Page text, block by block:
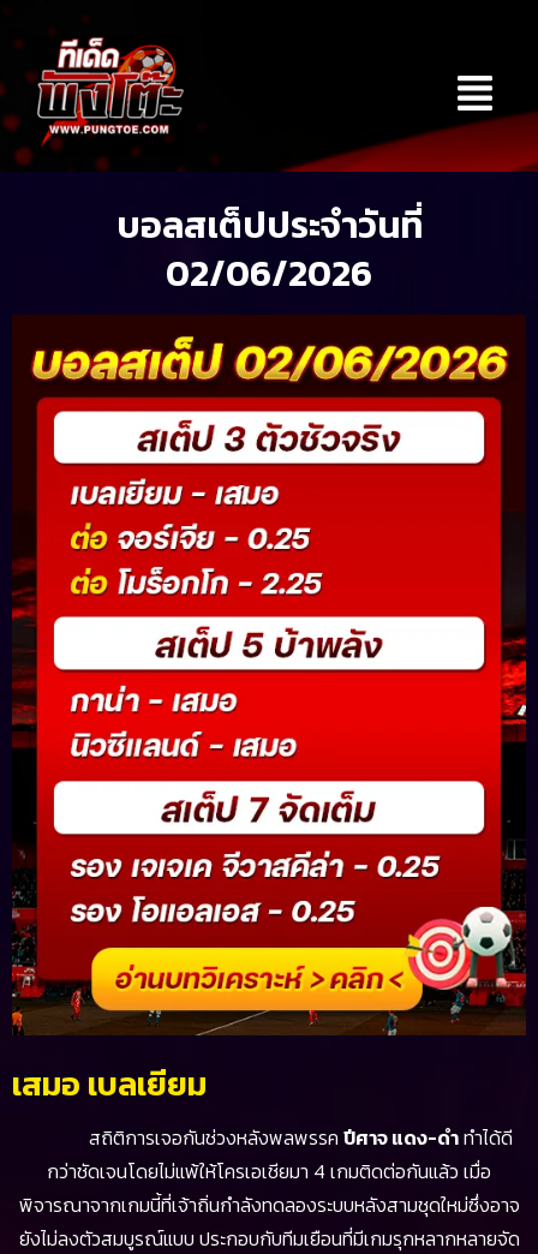
content
Menu
บอลสเต็ปประจำวันที่
02/06/2026
เสมอ เบลเยียม
สถิติการเจอกันช่วงหลังพลพรรค ปีศาจ แดง-ดำทำได้ดี
กว่าชัดเจนโดยไม่แพ้ให้โครเอเชียมา 4 เกมติดต่อกันแล้ว เมื่อ
พิจารณาจากเกมนี้ที่เจ้าถิ่นกำลังทดลองระบบหลังสามชุดใหม่ซึ่งอาจ
ยังไม่ลงตัวสมบูรณ์แบบ ประกอบกับทีมเยือนที่มีเกมรุกหลากหลายจัด